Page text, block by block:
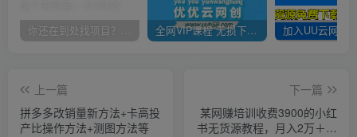
你还在到处找项目？还在当韭菜？我靠卖项目一个月收入5万+，曾经我也是个失败者。 全网VIP课程 无损下载~
上一篇
拼多多改销量新方法+卡高投
产比操作方法+测图方法等
下一篇
某网赚培训收费3900的小红
书无货源教程，月入2万＋副